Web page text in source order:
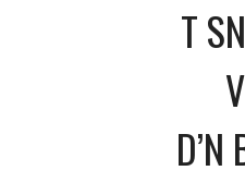
T
D’N